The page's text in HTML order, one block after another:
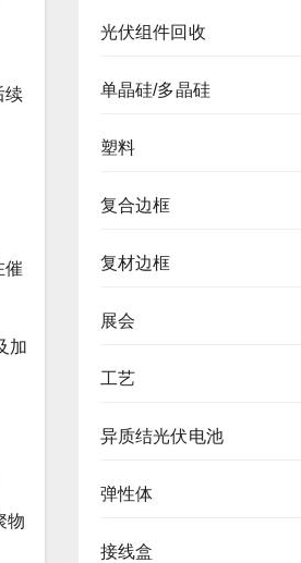
续
催
加
物
光伏组件回收
单晶硅/多晶硅
塑料
复合边框
复材边框
展会
工艺
异质结光伏电池
弹性体
接线盒